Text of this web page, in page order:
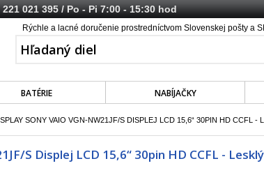
221 021 395/ Po - Pi 7:00 - 15:30 hod
Rýchle a lacné doručenie prostredníctvom Slovenskej pošty a
BATÉRIE NABÍJAČKY
SONY VAIO VGN-NW21JF/S DISPLEJ LCD 15,6“ 30PIN HD CCFL -
S Displej LCD 15,6“ 30pin HD CCFL - Lesklý